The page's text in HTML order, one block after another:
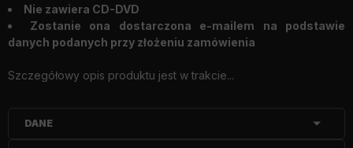
Nie zawiera CD-DVD
Zostanie ona dostarczona e-mailem na podstawie
danych podanych przy złożeniu zamówienia
Szczegółowy opis produktu jest w trakcie...
DANE